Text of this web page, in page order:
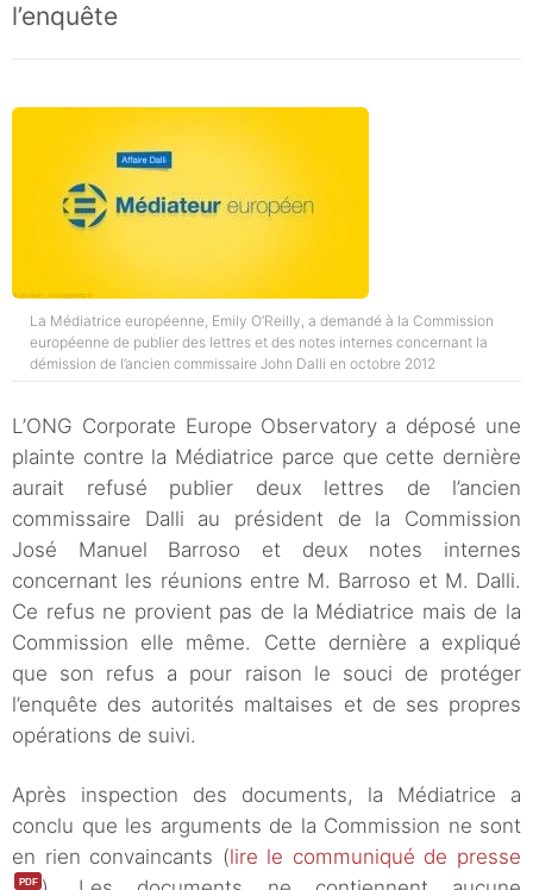
l’enquête
La Médiatrice européenne, Emily O’Reilly, a demandé à la Commission
européenne de publier des lettres et des notes internes concernant la
démission de l’ancien commissaire John Dalli en octobre 2012
L’ONG Corporate Europe Observatory a déposé une
plainte contre la Médiatrice parce que cette dernière
aurait refusé publier deux lettres de l’ancien
commissaire Dalli au président de la Commission
José Manuel Barroso et deux notes internes
concernant les réunions entre M. Barroso et M. Dalli.
Ce refus ne provient pas de la Médiatrice mais de la
Commission elle même. Cette dernière a expliqué
que son refus a pour raison le souci de protéger
l’enquête des autorités maltaises et de ses propres
opérations de suivi.
Après inspection des documents, la Médiatrice a
conclu que les arguments de la Commission ne sont
en rien convaincants (lire le communiqué de presse